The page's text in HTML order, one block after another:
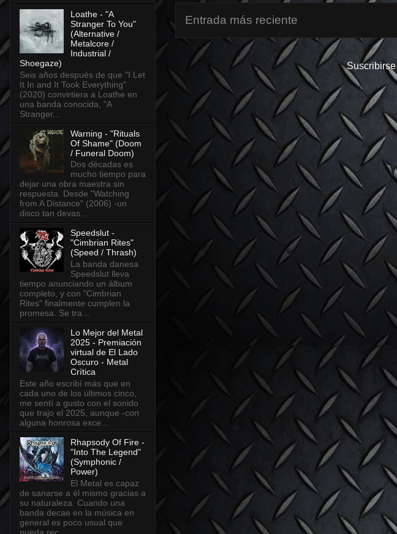
Entrada más reciente
Loathe - "A
Stranger To You"
(Alternative /
Metalcore /
Industrial /
Shoegaze)
Seis años después de que "I Let
It In and It Took Everything"
(2020) convirtiera a Loathe en
una banda conocida, "A
Stranger...
Warning - "Rituals
Of Shame" (Doom
/ Funeral Doom)
Dos décadas es
mucho tiempo para
dejar una obra maestra sin
respuesta. Desde "Watching
from A Distance" (2006) -un
disco tan devas...
Speedslut -
"Cimbrian Rites"
(Speed / Thrash)
La banda danesa
Speedslut lleva
tiempo anunciando un álbum
completo, y con "Cimbrian
Rites" finalmente cumplen la
promesa. Se tra...
Lo Mejor del Metal
2025 - Premiación
virtual de El Lado
Oscuro - Metal
Crítica
Este año escribí más que en
cada uno de los últimos cinco,
me sentí a gusto con el sonido
que trajo el 2025, aunque -con
alguna honrosa exce...
Rhapsody Of Fire -
"Into The Legend"
(Symphonic /
Power)
El Metal es capaz
de sanarse a él mismo gracias a
su naturaleza. Cuando una
banda decae en la música en
general es poco usual que
pueda rec...